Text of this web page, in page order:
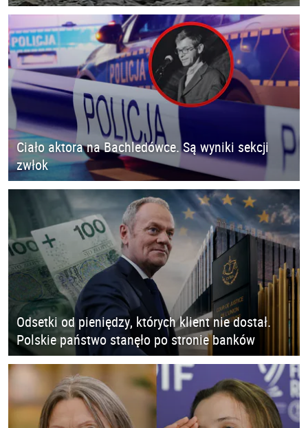
Ciało aktora na Bachledówce. Są wyniki sekcji
zwłok
Odsetki od pieniędzy, których klient nie dostał.
Polskie państwo stanęło po stronie banków